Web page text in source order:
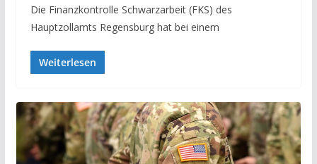
Die Finanzkontrolle Schwarzarbeit (FKS) des
Hauptzollamts Regensburg hat bei einem
Weiterlesen